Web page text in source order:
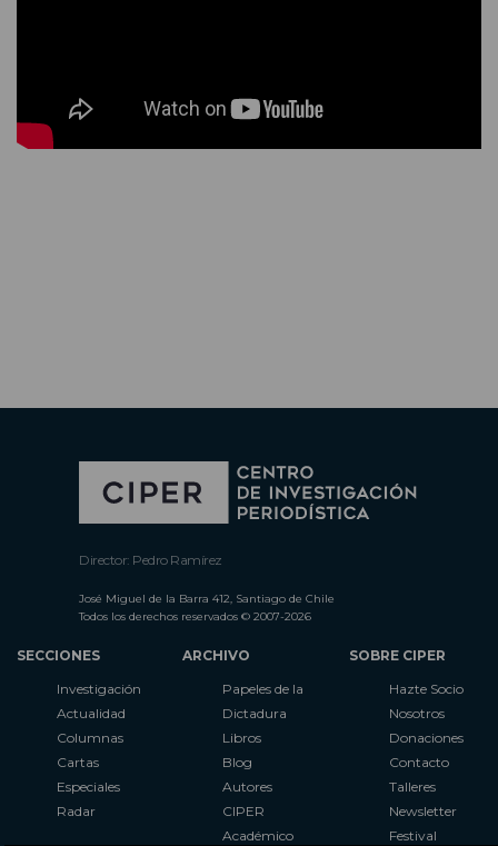
Director: Pedro Ramírez
José Miguel de la Barra 412, Santiago de Chile
Todos los derechos reservados © 2007-2026
SECCIONES
Investigación
Actualidad
Columnas
Cartas
Especiales
Radar
ARCHIVO
Papeles de la
Dictadura
Libros
Blog
Autores
CIPER
Académico
SOBRE CIPER
Hazte Socio
Nosotros
Donaciones
Contacto
Talleres
Newsletter
Festival